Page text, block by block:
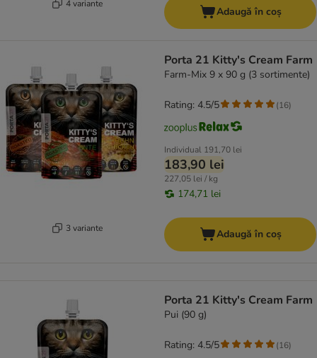
4 variante
Adaugă în coș
3 variante
Porta 21 Kitty's Cream Farm
Farm-Mix 9 x 90 g (3 sortimente)
Individual 191,70 lei
183,90 lei
227,05 lei / kg
174,71 lei
Rating: 4.5/5 (16)
Adaugă în coș
Porta 21 Kitty's Cream Farm
Pui (90 g)
Rating: 4.5/5 (16)